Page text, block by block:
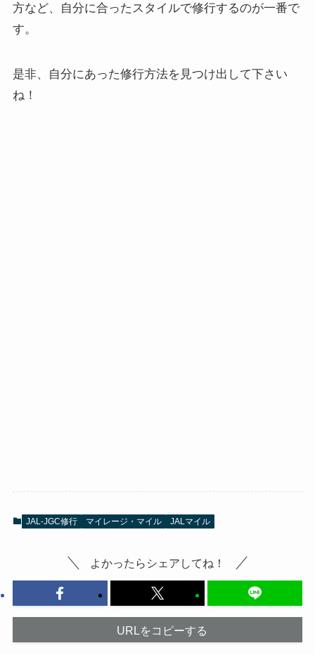
方など、自分に合ったスタイルで修行するのが一番で
す。
是非、自分にあった修行方法を見つけ出して下さい
ね！
JAL-JGC修行 マイレージ・マイル JALマイル
よかったらシェアしてね！
URLをコピーする